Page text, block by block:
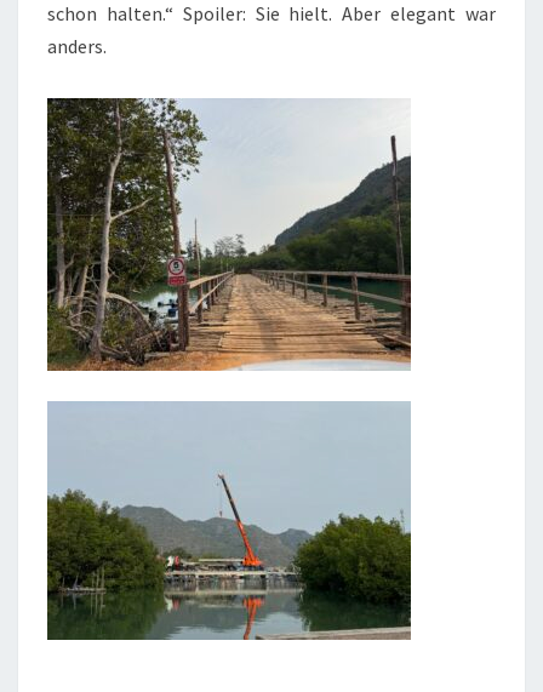
schon halten.“ Spoiler: Sie hielt. Aber elegant war
anders.